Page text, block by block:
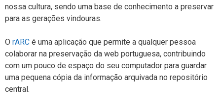
nossa cultura, sendo uma base de conhecimento a preservar
para as gerações vindouras.
O rARC é uma aplicação que permite a qualquer pessoa
colaborar na preservação da web portuguesa, contribuindo
com um pouco de espaço do seu computador para guardar
uma pequena cópia da informação arquivada no repositório
central.